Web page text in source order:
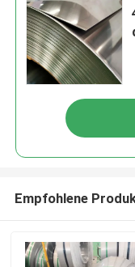
Empfohlene